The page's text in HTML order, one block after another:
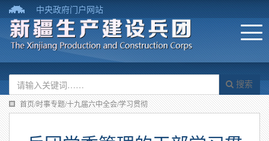
中央政府门户网站
搜索
首页/时事专题/十九届六中全会/学习贯彻